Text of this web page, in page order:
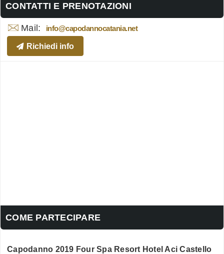
CONTATTI E PRENOTAZIONI
Mail: info@capodannocatania.net
Richiedi info
COME PARTECIPARE
Capodanno 2019 Four Spa Resort Hotel Aci Castello